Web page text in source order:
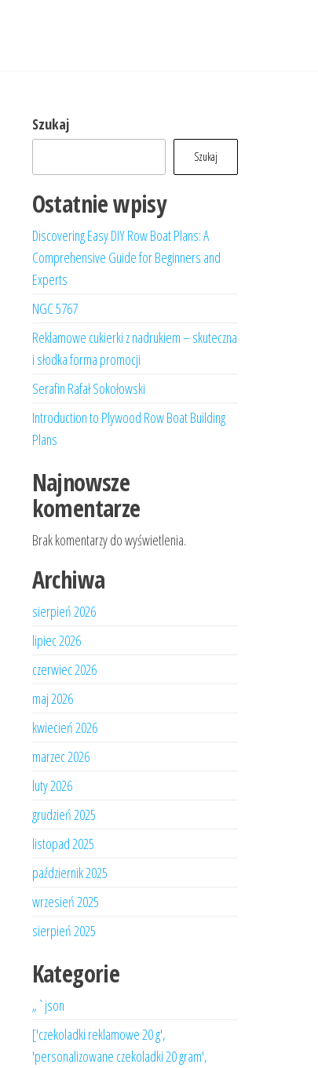
Szukaj
Szukaj
Ostatnie wpisy
Discovering Easy DIY Row Boat Plans: A
Comprehensive Guide for Beginners and
Experts
NGC 5767
Reklamowe cukierki z nadrukiem – skuteczna
i słodka forma promocji
Serafin Rafał Sokołowski
Introduction to Plywood Row Boat Building
Plans
Najnowsze
komentarze
Brak komentarzy do wyświetlenia.
Archiwa
sierpień 2026
lipiec 2026
czerwiec 2026
maj 2026
kwiecień 2026
marzec 2026
luty 2026
grudzień 2025
listopad 2025
październik 2025
wrzesień 2025
sierpień 2025
Kategorie
„`json
['czekoladki reklamowe 20 g',
'personalizowane czekoladki 20 gram',